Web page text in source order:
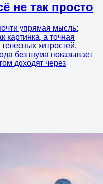
не так просто
упрямая мысль:
картинка, а точная
хитростей.
без шума показывает
доходят через